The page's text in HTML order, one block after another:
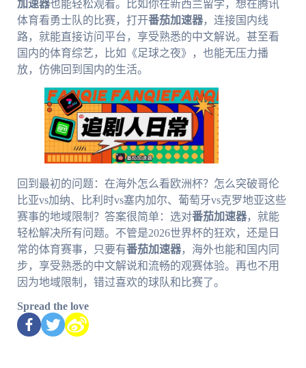
加速器也能轻松观看。比如你在新西兰留学，想在腾讯
体育看勇士队的比赛，打开番茄加速器，连接国内线
路，就能直接访问平台，享受熟悉的中文解说。甚至看
国内的体育综艺，比如《足球之夜》，也能无压力播
放，仿佛回到国内的生活。
回到最初的问题：在海外怎么看欧洲杯？怎么突破哥伦
比亚vs加纳、比利时vs塞内加尔、葡萄牙vs克罗地亚这些
赛事的地域限制？答案很简单：选对番茄加速器，就能
轻松解决所有问题。不管是2026世界杯的狂欢，还是日
常的体育赛事，只要有番茄加速器，海外也能和国内同
步，享受熟悉的中文解说和流畅的观赛体验。再也不用
因为地域限制，错过喜欢的球队和比赛了。
Spread the love